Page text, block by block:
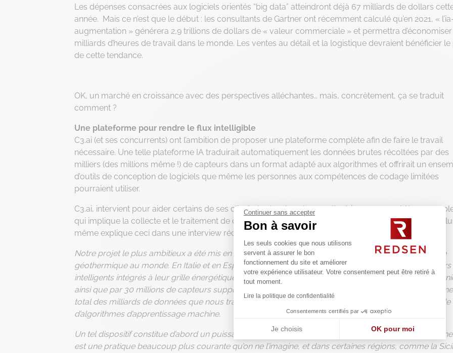
Les dépenses consacrées aux logiciels orientés “big data” atteindront déjà 67 milliards de dollars
année. Mais ce n’est que le début : les consultants de Gartner ont récemment calculé qu’en 2021, «
augmentation » générera 2,9 trillions de dollars de « valeur commerciale » et permettra d’économiser
milliards d’heures de travail dans le monde. Les ventes au détail et la logistique devraient bénéficier le
de cette tendance.
OK, un marché en croissance avec des perspectives alléchantes… mais, concrètement, ça se traduit
comment ?
Une plateforme pour rendre le flux intelligible
C3.ai (et ses concurrents) ont l’ambition de proposer une plateforme complète afin de faire le travail
nécessaire. Une telle plateforme IA traduirait automatiquement les données brutes récoltées par des
milliers (des millions même !) de capteurs dans un format adapté aux algorithmes et offrirait un
d’outils de conception de logiciels que même les personnes aux compétences de codage limitées
pourraient utiliser.
C3.ai, intervient pour aider certains de ses clients à gérer les réseaux électriques, un problème
qui implique la collecte et le traitement de données provenant de nombreuses sources. Tom Siebel
même explique ceci dans une interview récente (le 16/09/2019) donnée au quotidien La Tribune :
Notre projet le plus ambitieux a été mis en oeuvre avec Enel, le plus important producteur d’énergie
géothermique au monde. En Italie et en Espagne, ils totalisent pas moins de 42 millions de compteurs
intelligents intégrés à leur grille énergétique. Nous avons agrégé les données collectées par ces
ainsi que par 30 millions de capteurs supplémentaires et par leur système d’information, ce qui
total des milliards de données que nous traitons en temps réel, au moment de leur apparition, à l’aide
d’algorithmes d’apprentissage machine.
Un tel dispositif constitue d’abord un puissant outil au service de la détection des fraudes. Le vol
est une pratique beaucoup plus courante qu’on ne l’imagine, et dans certaines régions, comme la
Continuer sans accepter
Bon à savoir
Les seuls cookies que nous utilisons
servent à assurer le bon
fonctionnement du site et améliorer
votre expérience utilisateur. Votre consentement peut être retiré à
tout moment.
Lire la politique de confidentialité
Consentements certifiés par
Je choisis OK pour moi
Axeptio consent
Plateforme de Gestion du Consentement : Personnalisez vos